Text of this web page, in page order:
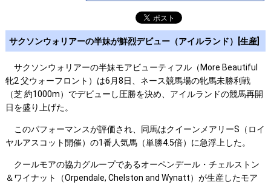
サクソンウォリアーの半妹が鮮烈デビュー（アイルランド）[生産]
サクソンウォリアーの半妹モアビューティフル（More Beautiful
牝2 父ウォーフロント）は6月8日、ネース競馬場の牝馬未勝利戦
（芝 約1000m）でデビューし圧勝を決め、アイルランドの競馬再開
日を盛り上げた。
このパフォーマンスが評価され、同馬はクイーンメアリーS（ロイ
ヤルアスコット開催）の1番人気馬（単勝4.5倍）に急浮上した。
クールモアの協力グループであるオーペンデール・チェルストン
＆ワイナット（Orpendale, Chelston and Wynatt）が生産したモア